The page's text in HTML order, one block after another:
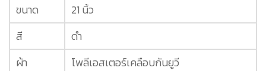
ขนาด
21 นิ้ว
สี
ดำ
ผ้า
โพลีเอสเตอร์เคลือบกันยูวี